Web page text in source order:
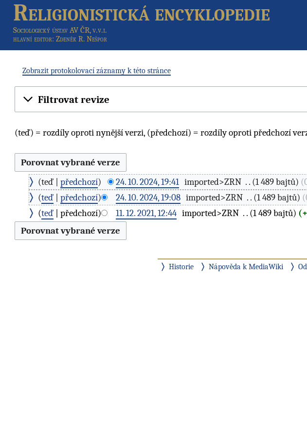
Religionistická encyklopedie
Sociologický ústav AV ČR, v.v.i.
hlavní editor: Zdeněk R. Nešpor
Zobrazit protokolovací záznamy k této stránce
Filtrovat revize
(teď) = rozdíly oproti nynější verzi, (předchozí) = rozdíly oproti předchozí
teď předchozí 24. 10. 2024, 19:41‎ imported>ZRN 1 489 bajtů
teď
předchozí 24. 10. 2024, 19:08‎ imported>ZRN 1 489 bajtů
teď
předchozí 11. 12. 2021, 12:44‎ imported>ZRN 1 489 bajtů
Historie Nápověda k MediaWiki